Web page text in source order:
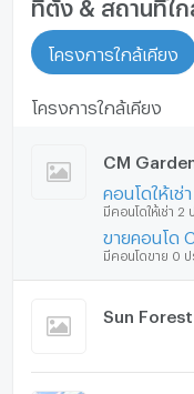
ที่ตั้ง & สถานที่ใก
โครงการใกล้เคียง
โครงการใกล้เคียง
CM
คอนโดให้เช่
มีคอนโดให้เช่า 2
ขายคอนโด
มีคอนโดขาย 0 ป
Sun